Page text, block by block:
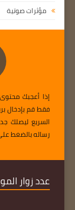
مؤثرات صوتية
إذا أعجبك
فقط قم بإدخال
السريع ليصلك
رساله بالضغط
عدد زوار